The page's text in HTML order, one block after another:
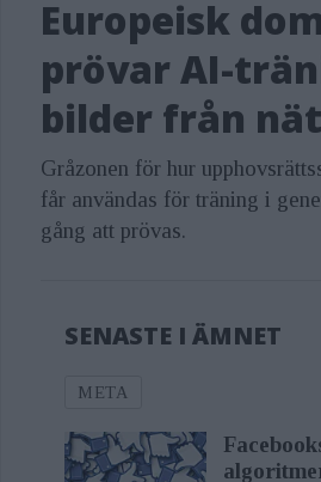
– meddelanden som
AI-tjänst.
Vi kan fortfarande
behandla uppgifter
utveckla och förbättra
använder våra
dina uppgifter–
någonstans i en bild
Europeisk
prövar AI-
bilder från
Gråzonen för hur
får användas för träning i
gång att prövas.
SENASTE I ÄMNET
META